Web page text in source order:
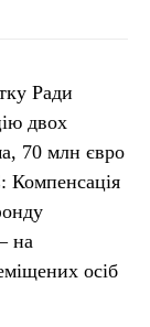
Ради
двох
70 млн євро
Компенсація
на
осіб